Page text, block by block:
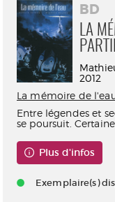
BD
LA
2012
La mémoire de
Entre légendes et
se poursuit. Certaine
Plus d'infos
Exemplaire(s)